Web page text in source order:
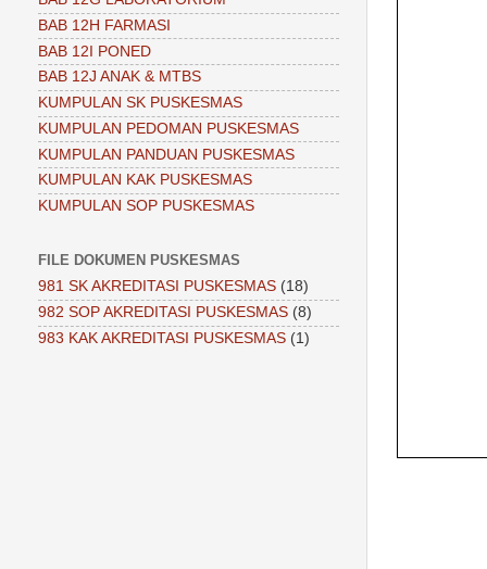
BAB 12H FARMASI
BAB 12I PONED
BAB 12J ANAK & MTBS
KUMPULAN SK PUSKESMAS
KUMPULAN PEDOMAN PUSKESMAS
KUMPULAN PANDUAN PUSKESMAS
KUMPULAN KAK PUSKESMAS
KUMPULAN SOP PUSKESMAS
FILE DOKUMEN PUSKESMAS
981 SK AKREDITASI PUSKESMAS (18)
982 SOP AKREDITASI PUSKESMAS (8)
983 KAK AKREDITASI PUSKESMAS (1)